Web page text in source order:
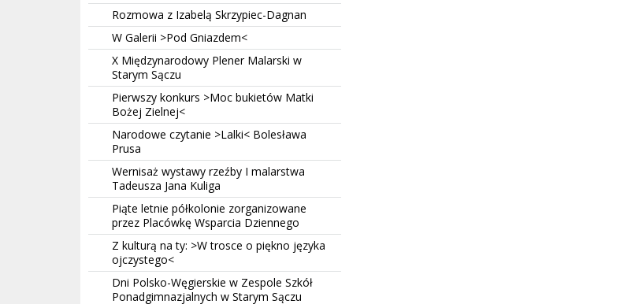
Rozmowa z Izabelą Skrzypiec-Dagnan
W Galerii >Pod Gniazdem<
X Międzynarodowy Plener Malarski w
Starym Sączu
Pierwszy konkurs >Moc bukietów Matki
Bożej Zielnej<
Narodowe czytanie >Lalki< Bolesława
Prusa
Wernisaż wystawy rzeźby I malarstwa
Tadeusza Jana Kuliga
Piąte letnie półkolonie zorganizowane
przez Placówkę Wsparcia Dziennego
Z kulturą na ty: >W trosce o piękno języka
ojczystego<
Dni Polsko-Węgierskie w Zespole Szkół
Ponadgimnazjalnych w Starym Sączu